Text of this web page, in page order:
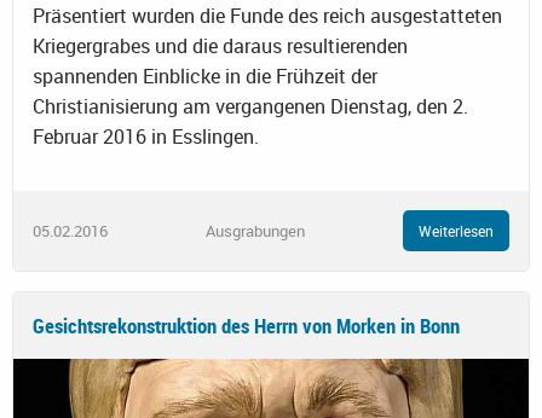
Präsentiert wurden die Funde des reich ausgestatteten
Kriegergrabes und die daraus resultierenden
spannenden Einblicke in die Frühzeit der
Christianisierung am vergangenen Dienstag, den 2.
Februar 2016 in Esslingen.
05.02.2016 Ausgrabungen Weiterlesen
Gesichtsrekonstruktion des Herrn von Morken in Bonn